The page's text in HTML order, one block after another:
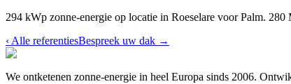
294 kWp zonne-energie op locatie in Roeselare voor Palm. 280
‹ Alle referentiesBespreek uw dak →
We ontketenen zonne-energie in heel Europa sinds 2006.